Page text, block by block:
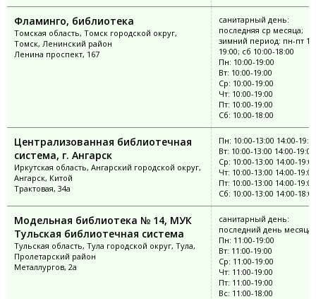
Фламинго, библиотека
Томская область, Томск городской округ,
Томск, Ленинский район
Ленина проспект, 167
санитарный день:
последняя ср месяца;
зимний период: пн-пт
19:00; сб 10:00-18:00
Пн: 10:00-19:00
Вт: 10:00-19:00
Ср: 10:00-19:00
Чт: 10:00-19:00
Пт: 10:00-19:00
Сб: 10:00-18:00
Централизованная библиотечная
система, г. Ангарск
Иркутская область, Ангарский городской округ,
Ангарск, Китой
Трактовая, 34а
Пн: 10:00-13:00 14:00-
Вт: 10:00-13:00 14:00-19:00
Ср: 10:00-13:00 14:00-19:00
Чт: 10:00-13:00 14:00-19:00
Пт: 10:00-13:00 14:00-19:00
Сб: 10:00-13:00 14:00-18:00
Модельная библиотека № 14, МУК
Тульская библиотечная система
Тульская область, Тула городской округ, Тула,
Пролетарский район
Металлургов, 2а
санитарный день:
последний день месяца
Пн: 11:00-19:00
Вт: 11:00-19:00
Ср: 11:00-19:00
Чт: 11:00-19:00
Пт: 11:00-19:00
Вс: 11:00-18:00